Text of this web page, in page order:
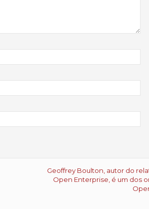
Geoffrey Boulton, autor do
Open Enterprise, é um dos